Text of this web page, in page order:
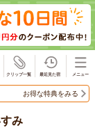
お得な特典をみる
み